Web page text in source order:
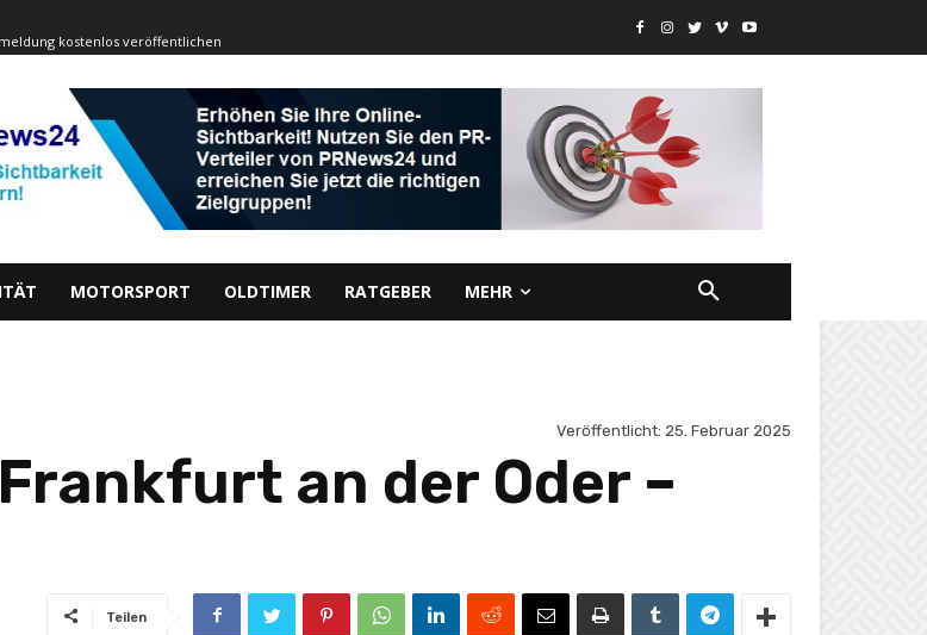
kostenlos veröffentlichen
MOTORSPORT OLDTIMER RATGEBER MEHR
Veröffentlicht: 25. Februar 2025
an der Oder –
Teilen